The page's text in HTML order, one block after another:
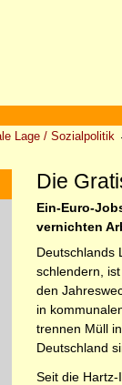
Lage / Sozialpolitik
Die
Ein-Euro-
vernichten
Deutschlands
schlendern,
den
in
trennen Müll
Deutschland
Seit die